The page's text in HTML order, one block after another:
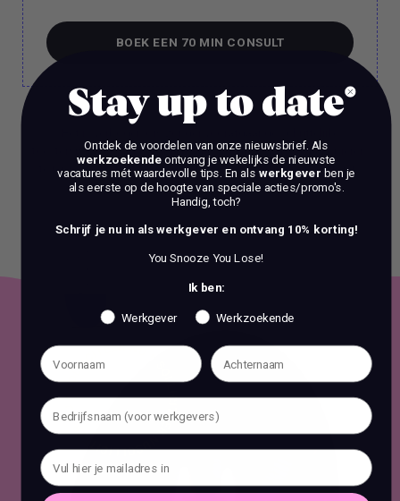
BOEK EEN 70 MIN CONSULT
BOEK EEN 70 MIN CONSULT
toestemming content en informatie van deze website te kopiëren,
te reproduceren of te gebruiken voor commerciële doeleinden.
Stay up to date
Ontdek de voordelen van onze nieuwsbrief. Als
werkzoekendeontvang je wekelijks de nieuwste
vacatures mét waardevolle tips. En als werkgever ben je
als eerste op de hoogte van speciale acties/promo's.
Handig, toch?
Schrijf je nu in als werkgever en ontvang 10% korting!
You Snooze You Lose!
Ik ben:
Werkgever Werkzoekende